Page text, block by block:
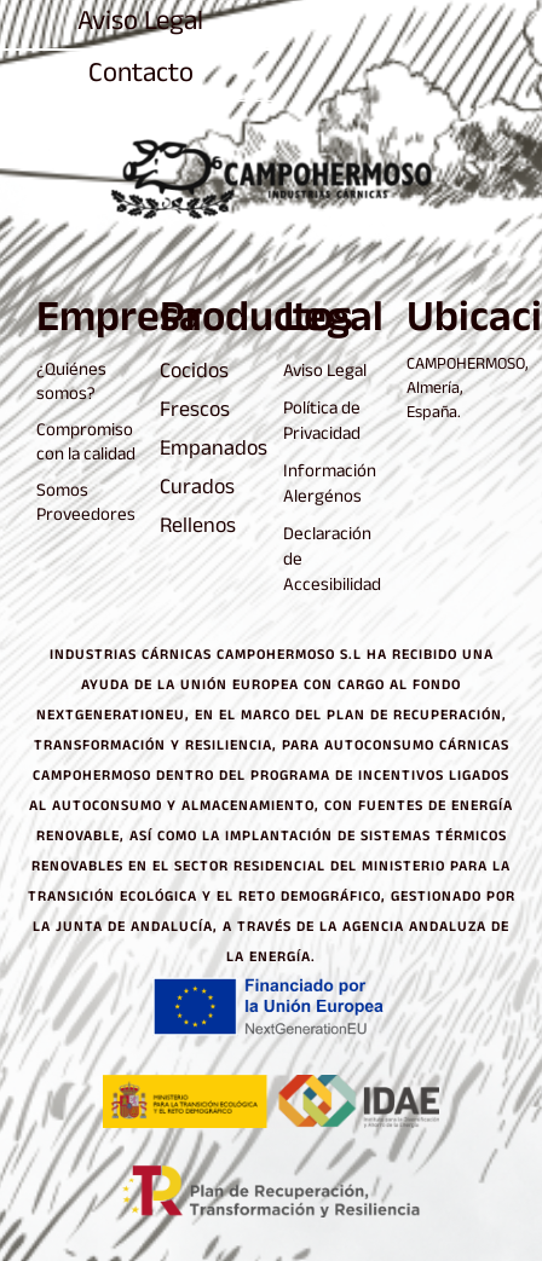
Aviso Legal
Contacto
Empresa
¿Quiénes
somos?
Compromiso
con la calidad
Somos
Proveedores
Productos
Cocidos
Frescos
Empanados
Curados
Rellenos
Legal
Aviso Legal
Política de
Privacidad
Información
Alergénos
Declaración
de
Accesibilidad
CAMPOHERMOSO,
Almería,
España.
INDUSTRIAS CÁRNICAS CAMPOHERMOSO S.L HA RECIBIDO UNA
AYUDA DE LA UNIÓN EUROPEA CON CARGO AL FONDO
NEXTGENERATIONEU, EN EL MARCO DEL PLAN DE RECUPERACIÓN,
TRANSFORMACIÓN Y RESILIENCIA, PARA AUTOCONSUMO CÁRNICAS
CAMPOHERMOSO DENTRO DEL PROGRAMA DE INCENTIVOS LIGADOS
AL AUTOCONSUMO Y ALMACENAMIENTO, CON FUENTES DE ENERGÍA
RENOVABLE, ASÍ COMO LA IMPLANTACIÓN DE SISTEMAS TÉRMICOS
RENOVABLES EN EL SECTOR RESIDENCIAL DEL MINISTERIO PARA LA
TRANSICIÓN ECOLÓGICA Y EL RETO DEMOGRÁFICO, GESTIONADO POR
LA JUNTA DE ANDALUCÍA, A TRAVÉS DE LA AGENCIA ANDALUZA DE
LA ENERGÍA.